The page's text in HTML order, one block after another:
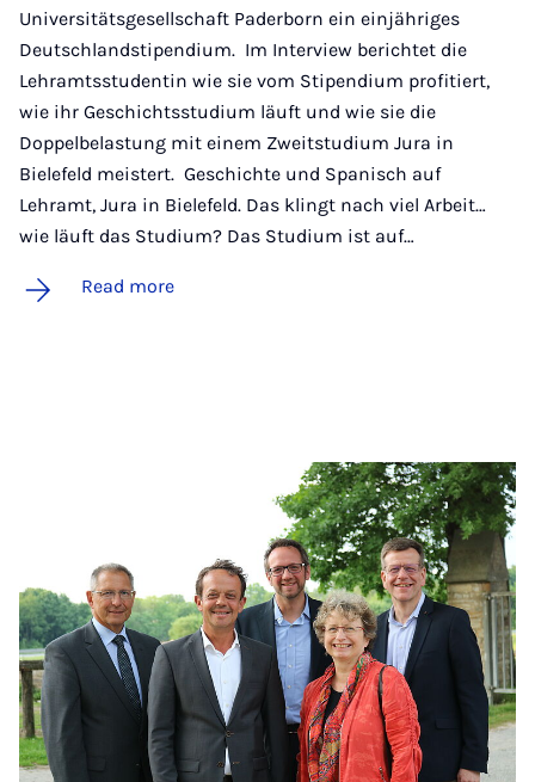
Universitätsgesellschaft Paderborn ein einjähriges
Deutschlandstipendium. Im Interview berichtet die
Lehramtsstudentin wie sie vom Stipendium profitiert,
wie ihr Geschichtsstudium läuft und wie sie die
Doppelbelastung mit einem Zweitstudium Jura in
Bielefeld meistert. Geschichte und Spanisch auf
Lehramt, Jura in Bielefeld. Das klingt nach viel Arbeit…
wie läuft das Studium? Das Studium ist auf…
Read more